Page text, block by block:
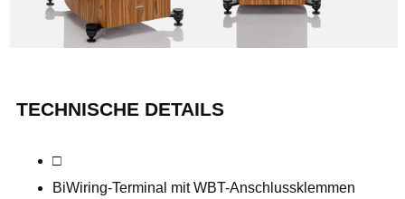
TECHNISCHE DETAILS
□
BiWiring-Terminal mit WBT-Anschlussklemmen